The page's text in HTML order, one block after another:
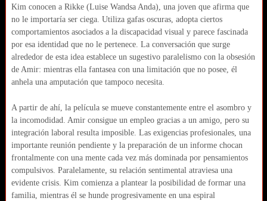
Kim conocen a Rikke (Luise Wandsa Anda), una joven que afirma que
no le importaría ser ciega. Utiliza gafas oscuras, adopta ciertos
comportamientos asociados a la discapacidad visual y parece fascinada
por esa identidad que no le pertenece. La conversación que surge
alrededor de esta idea establece un sugestivo paralelismo con la obsesión
de Amir: mientras ella fantasea con una limitación que no posee, él
anhela una amputación que tampoco necesita.
A partir de ahí, la película se mueve constantemente entre el asombro y
la incomodidad. Amir consigue un empleo gracias a un amigo, pero su
integración laboral resulta imposible. Las exigencias profesionales, una
importante reunión pendiente y la preparación de un informe chocan
frontalmente con una mente cada vez más dominada por pensamientos
compulsivos. Paralelamente, su relación sentimental atraviesa una
evidente crisis. Kim comienza a plantear la posibilidad de formar una
familia, mientras él se hunde progresivamente en una espiral